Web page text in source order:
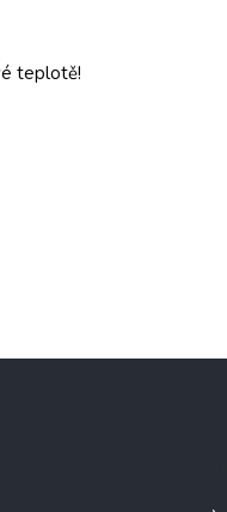
teplotě!